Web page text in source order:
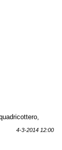
4-3-2014 12:00